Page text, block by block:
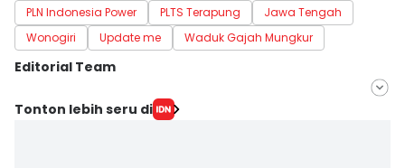
PLN Indonesia Power PLTS Terapung
Jawa Tengah
Wonogiri
Update me Waduk Gajah Mungkur
Editorial Team
Editor
Tonton lebih seru di